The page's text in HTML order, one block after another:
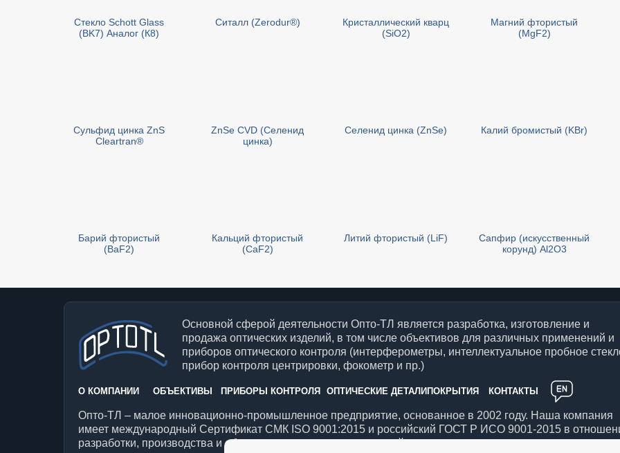
Стекло Schott Glass
(BK7) Аналог (К8)
Cиталл (Zerodur®)
Кристаллический кварц
(SiO2)
Магний фтористый
(MgF2)
Сульфид цинка ZnS
Cleartran®
ZnSe CVD (Селенид
цинка)
Селенид цинка (ZnSe) Калий бромистый (KBr)
Барий фтористый
(BaF2)
Кальций фтористый
(CaF2)
Литий фтористый (LiF)
Сапфир (искусственный
корунд) Al2O3
Основной сферой деятельности Опто-ТЛ является разработка, изготовление и
продажа оптических изделий, в том числе объективов для различных применений и
приборов оптического контроля (интерферометры, интеллектуальное пробное
прибор контроля центрировки, фокометр и пр.)
О КОМПАНИИ ОБЪЕКТИВЫ ПРИБОРЫ КОНТРОЛЯ ОПТИЧЕСКИЕ ДЕТАЛИ ПОКРЫТИЯ КОНТАКТЫ
Опто-ТЛ – малое инновационно-промышленное предприятие, основанное в 2002 году. Наша компания
имеет международный Сертификат СМК ISO 9001:2015 и российский ГОСТ Р ИСО 9001-2015 в
разработки, производства и обслуживания оптических изделий.